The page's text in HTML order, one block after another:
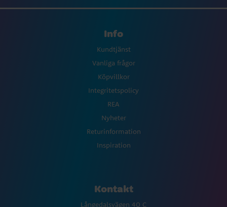
Info
Kundtjänst
Vanliga frågor
Köpvillkor
Integritetspolicy
REA
Nyheter
Returinformation
Inspiration
Kontakt
Långedalsvägen 40 C